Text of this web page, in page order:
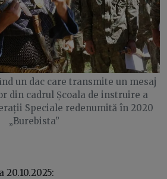
un dac care transmite un mesaj
din cadrul Școala de instruire a
Speciale redenumită în 2020
„Burebista”